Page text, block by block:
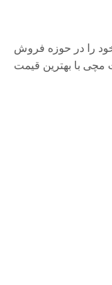
سال ۱۳۹۰ فعالیت خود را در حوزه فروش
مچی با بهترین قیمت